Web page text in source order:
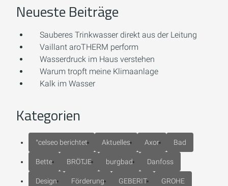
Neueste Beiträge
Sauberes Trinkwasser direkt aus der Leitung
Vaillant aroTHERM perform
Wasserdruck im Haus verstehen
Warum tropft meine Klimaanlage
Kalk im Wasser
Kategorien
°celseo berichtet Aktuelles Axor Bad
Bette BRÖTJE burgbad Danfoss
Design Förderung GEBERIT GROHE